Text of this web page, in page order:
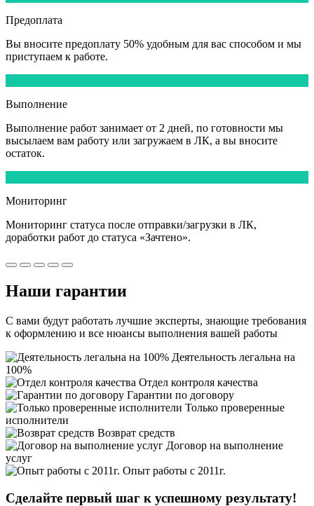
Предоплата
Вы вносите предоплату 50% удобным для вас способом и мы
приступаем к работе.
Выполнение
Выполнение работ занимает от 2 дней, по готовности мы
высылаем вам работу или загружаем в ЛК, а вы вносите
остаток.
Мониторинг
Мониторинг статуса после отправки/загрузки в ЛК,
доработки работ до статуса «Зачтено».
Наши гарантии
С вами будут работать лучшие эксперты, знающие требования
к оформлению и все нюансы выполнения вашей работы
Деятельность легальна на
100%
Отдел контроля качества
Гарантии по договору
Только проверенные
исполнители
Возврат средств
Договор на выполнение
услуг
Опыт работы с 2011г.
Сделайте первый шаг к успешному результату!